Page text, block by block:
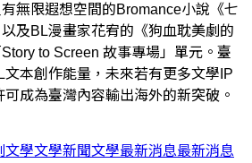
無限遐想空間的Bromance小說《七
及BL漫畫家花宥的《狗血耽美劇的
to Screen 故事專場」單元。臺
本創作能量，未來若有更多文學IP
成為臺灣內容輸出海外的新突破。
文學文學新聞文學最新消息最新消息